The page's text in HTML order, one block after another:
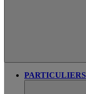
PARTICULIERS